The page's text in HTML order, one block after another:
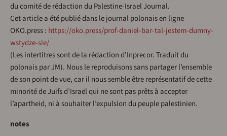
du comité de rédaction du Palestine-Israel Journal.
Cet article a été publié dans le journal polonais en ligne
OKO.press : https://oko.press/prof-daniel-bar-tal-jestem-dumny-
wstydze-sie/
(Les intertitres sont de la rédaction d’Inprecor. Traduit du
polonais par JM). Nous le reproduisons sans partager l’ensemble
de son point de vue, car il nous semble être représentatif de cette
minorité de Juifs d’Israël qui ne sont pas prêts à accepter
l’apartheid, ni à souhaiter l’expulsion du peuple palestinien.
notes